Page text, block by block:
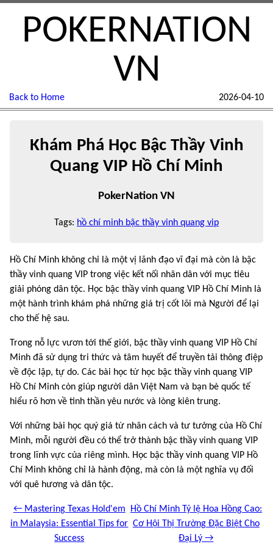
POKERNATION
VN
Back to Home 2026-04-10
Khám Phá Học Bậc Thầy Vinh
Quang VIP Hồ Chí Minh
PokerNation VN
Tags: hồ chí minh bậc thầy vinh quang vip
Hồ Chí Minh không chỉ là một vị lãnh đạo vĩ đại mà còn là bậc
thầy vinh quang VIP trong việc kết nối nhân dân với mục tiêu
giải phóng dân tộc. Học bậc thầy vinh quang VIP Hồ Chí Minh là
một hành trình khám phá những giá trị cốt lõi mà Người để lại
cho thế hệ sau.
Trong nỗ lực vươn tới thế giới, bậc thầy vinh quang VIP Hồ Chí
Minh đã sử dụng tri thức và tâm huyết để truyền tải thông điệp
về độc lập, tự do. Các bài học từ học bậc thầy vinh quang VIP
Hồ Chí Minh còn giúp người dân Việt Nam và bạn bè quốc tế
hiểu rõ hơn về tinh thần yêu nước và lòng kiên trung.
Với những bài học quý giá từ nhân cách và tư tưởng của Hồ Chí
Minh, mỗi người đều có thể trở thành bậc thầy vinh quang VIP
trong lĩnh vực của riêng mình. Học bậc thầy vinh quang VIP Hồ
Chí Minh không chỉ là hành động, mà còn là một nghĩa vụ đối
với quê hương và dân tộc.
← Mastering Texas Hold'em
in Malaysia: Essential Tips for
Success
Hồ Chí Minh Tỷ lệ Hoa Hồng Cao:
Cơ Hội Thị Trường Đặc Biệt Cho
Đại Lý →